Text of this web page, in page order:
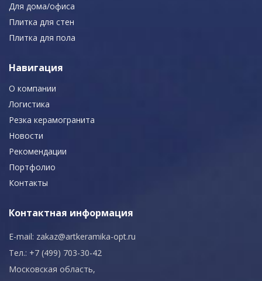
Для дома/офиса
Плитка для стен
Плитка для пола
Навигация
О компании
Логистика
Резка керамогранита
Новости
Рекомендации
Портфолио
Контакты
Контактная информация
E-mail: zakaz@artkeramika-opt.ru
Тел.: +7 (499) 703-30-42
Московская область,